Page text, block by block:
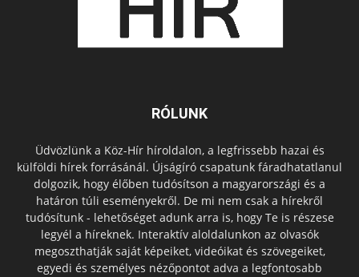
RÓLUNK
Üdvözlünk a Köz-Hír híroldalon, a legfrissebb hazai és
külföldi hírek forrásánál. Újságíró csapatunk fáradhatatlanul
dolgozik, hogy élőben tudósítson a magyarországi és a
határon túli eseményekről. De mi nem csak a hírekről
tudósítunk - lehetőséget adunk arra is, hogy Te is részese
legyél a híreknek. Interaktív aloldalunkon az olvasók
megoszthatják saját képeiket, videóikat és szövegeiket,
egyedi és személyes nézőpontot adva a legfontosabb